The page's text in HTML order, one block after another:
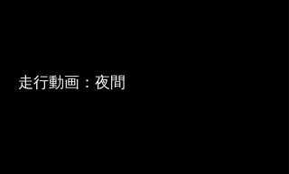
走行動画：夜間